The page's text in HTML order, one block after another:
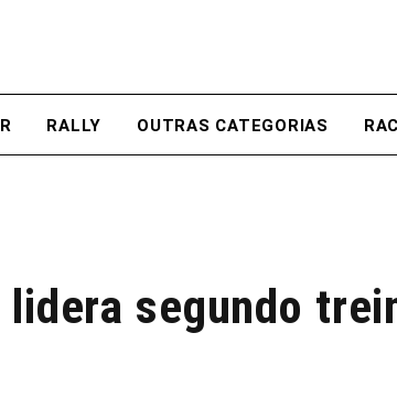
RALLY OUTRAS CATEGORIAS
segundo